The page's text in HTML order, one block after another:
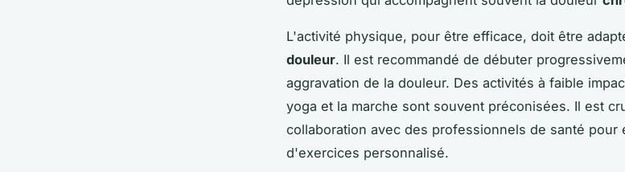
L'activité physique, pour être efficace, doit être
douleur. Il est recommandé de débuter
aggravation de la douleur. Des activités à faible
yoga et la marche sont souvent préconisées. Il est
collaboration avec des professionnels de santé pour
d'exercices personnalisé.